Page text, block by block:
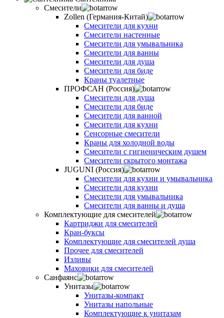
Смесители
Zollen (Германия-Китай)
Смесители для кухни
Смесители настенные
Смесители для умывальника
Смесители для ванны
Смесители для душа
Смесители для биде
Краны туалетные
ПРОФСАН (Россия)
Смесители для душа
Смесители для биде
Смесители для ванной
Смесители для кухни
Сенсорные смесители
Краны для холодной воды
Смесители с гигиеническим душем
Смесители скрытого монтажа
JUGUNI (Россия)
Смесители для кухни и умывальника
Смесители для кухни
Смесители для умывальника
Смесители для ванны и душа
Комплектующие для смесителей
Картриджи для смесителей
Кран-буксы
Комплектующие для смесителей душа
Прочее для смесителей
Изливы
Маховики для смесителей
Санфаянс
Унитазы
Унитазы-компакт
Унитазы напольные
Комплектующие к унитазам